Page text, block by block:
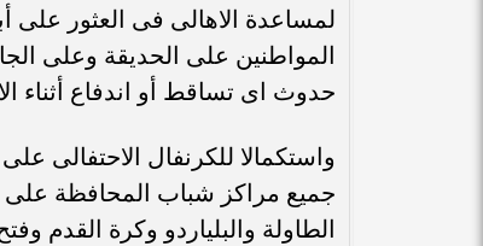
لمساعدة الاهالى فى العثور على
المواطنين على الحديقة وعلى
حدوث اى تساقط أو اندفاع أثناء
واستكمالا للكرنفال الاحتفالى
جميع مراكز شباب المحافظة
الطاولة والبلياردو وكرة القدم